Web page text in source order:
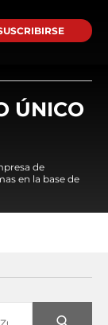
ÚNICO
de
en la base de